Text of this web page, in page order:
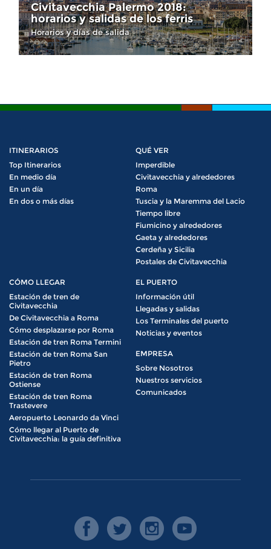
Civitavecchia Palermo 2018:
horarios y salidas de los ferris
Horarios y días de salida
ITINERARIOS
Top Itinerarios
En medio día
En un día
En dos o más días
QUÉ VER
Imperdible
Civitavecchia y alrededores
Roma
Tuscia y la Maremma del Lacio
Tiempo libre
Fiumicino y alrededores
Gaeta y alrededores
Cerdeña y Sicilia
Postales de Civitavecchia
CÓMO LLEGAR
Estación de tren de
Civitavecchia
De Civitavecchia a Roma
Cómo desplazarse por Roma
Estación de tren Roma Termini
Estación de tren Roma San
Pietro
Estación de tren Roma
Ostiense
Estación de tren Roma
Trastevere
Aeropuerto Leonardo da Vinci
Cómo llegar al Puerto de
Civitavecchia: la guía definitiva
EL PUERTO
Información útil
Llegadas y salidas
Los Terminales del puerto
Noticias y eventos
EMPRESA
Sobre Nosotros
Nuestros servicios
Comunicados